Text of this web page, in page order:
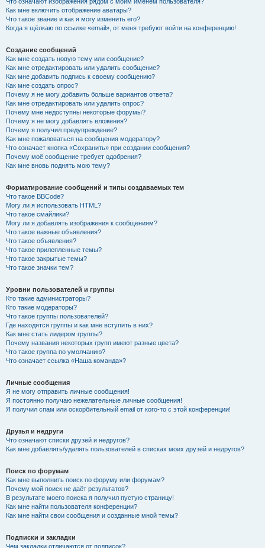
Как мне включить отображение аватары?
Что такое звание и как я могу изменить его?
Когда я щёлкаю по ссылке «email», от меня требуют войти на конференцию!
Создание сообщений
Как мне создать новую тему или сообщение?
Как мне отредактировать или удалить сообщение?
Как мне добавить подпись к своему сообщению?
Как мне создать опрос?
Почему я не могу добавить больше вариантов ответа?
Как мне отредактировать или удалить опрос?
Почему мне недоступны некоторые форумы?
Почему я не могу добавлять вложения?
Почему я получил предупреждение?
Как мне пожаловаться на сообщения модератору?
Что означает кнопка «Сохранить» при создании сообщения?
Почему моё сообщение требует одобрения?
Как мне вновь поднять мою тему?
Форматирование сообщений и типы создаваемых тем
Что такое BBCode?
Могу ли я использовать HTML?
Что такое смайлики?
Могу ли я добавлять изображения к сообщениям?
Что такое важные объявления?
Что такое объявления?
Что такое прилепленные темы?
Что такое закрытые темы?
Что такое значки тем?
Уровни пользователей и группы
Кто такие администраторы?
Кто такие модераторы?
Что такое группы пользователей?
Где находятся группы и как мне вступить в них?
Как мне стать лидером группы?
Почему названия некоторых групп имеют разные цвета?
Что такое группа по умолчанию?
Что означает ссылка «Наша команда»?
Личные сообщения
Я не могу отправить личные сообщения!
Я постоянно получаю нежелательные личные сообщения!
Я получил спам или оскорбительный email от кого-то с этой конференции!
Друзья и недруги
Что означают списки друзей и недругов?
Как мне добавлять/удалять пользователей в списках моих друзей и недругов?
Поиск по форумам
Как мне выполнить поиск по форуму или форумам?
Почему мой поиск не даёт результатов?
В результате моего поиска я получил пустую страницу!
Как мне найти пользователя конференции?
Как мне найти свои сообщения и созданные мной темы?
Подписки и закладки
Чем закладки отличаются от подписок?